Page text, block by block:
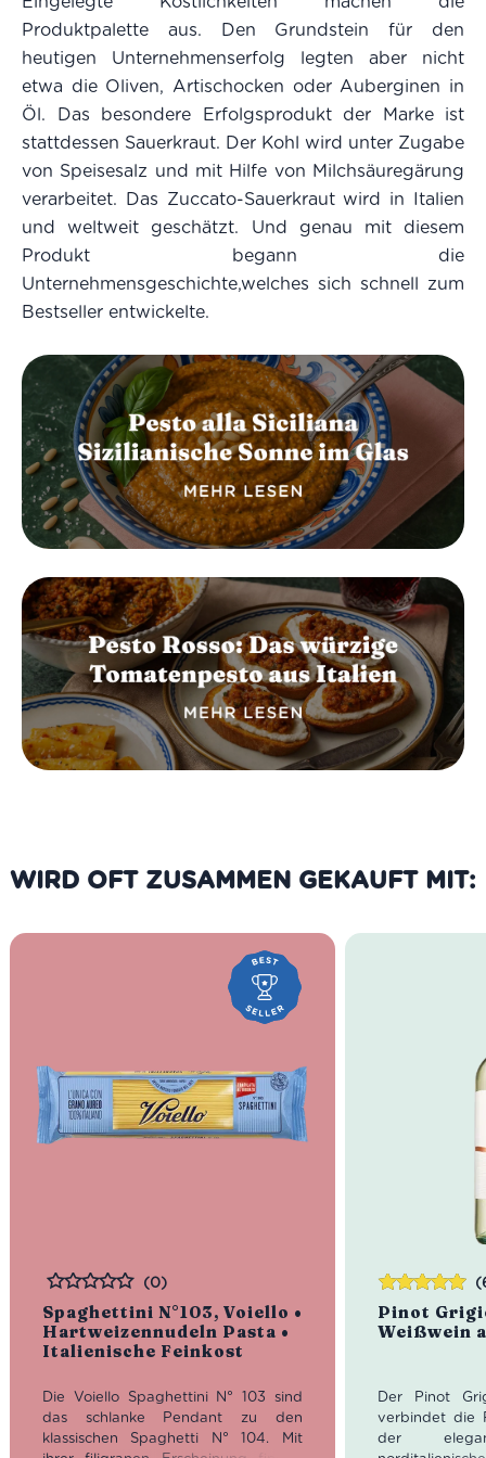
Produktpalette aus. Den Grundstein für den
heutigen Unternehmenserfolg legten aber nicht
etwa die Oliven, Artischocken oder Auberginen in
Öl. Das besondere Erfolgsprodukt der Marke ist
stattdessen Sauerkraut. Der Kohl wird unter Zugabe
von Speisesalz und mit Hilfe von Milchsäuregärung
verarbeitet. Das Zuccato-Sauerkraut wird in Italien
und weltweit geschätzt. Und genau mit diesem
Produkt begann die
Unternehmensgeschichte,welches sich schnell zum
Bestseller entwickelte.
WIRD OFT ZUSAMMEN GEKAUFT MIT:
Spaghettini N°103, Voiello •
Hartweizennudeln Pasta •
Italienische Feinkost
Bewertet
(0)
Die Voiello Spaghettini N° 103 sind
das schlanke Pendant zu den
klassischen Spaghetti N° 104. Mit
Pinot
Weißwein
Der Pinot
verbindet die
der
Bewertet
mit5.00 von
5